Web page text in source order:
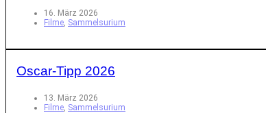
16. März 2026
Filme, Sammelsurium
Oscar-Tipp 2026
13. März 2026
Filme Sammelsurium